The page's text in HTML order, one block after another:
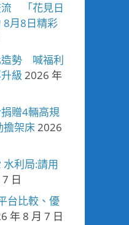
流 「花見日
8月8日精彩
造勢 喊福利
級 2026 年
贈4輛高規
架床2026
利局:請用
日
台比較、優
年 8 月 7 日